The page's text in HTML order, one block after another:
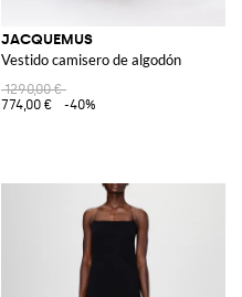
JACQUEMUS
Vestido camisero de algodón
1290,00 €
774,00 €
-40%